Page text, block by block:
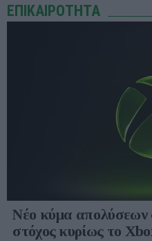
ΕΠΙΚΑΙΡΟΤΗΤΑ
Νέο κύμα
στόχος κυρίως το